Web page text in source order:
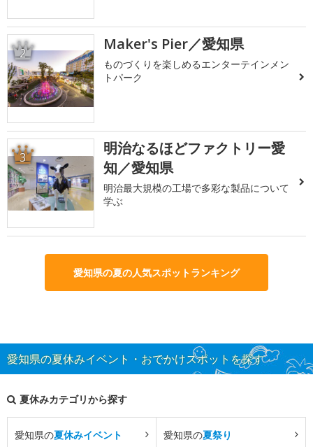
2 Maker's Pier／愛知県
ものづくりを楽しめるエンターテインメン
トパーク
3
明治なるほどファクトリー愛
知／愛知県
明治最大規模の工場で多彩な製品について
学ぶ
愛知県の夏の人気スポットランキング
愛知県の夏休みイベント・おでかけスポットを探す
夏休みカテゴリから探す
愛知県の夏休みイベント 愛知県の夏祭り